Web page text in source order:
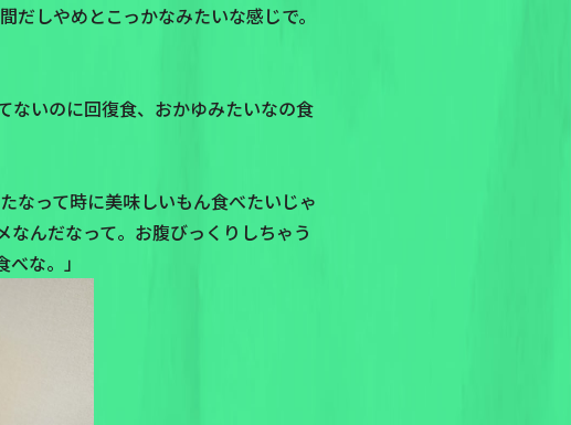
しやめとこっかなみたいな感じで。
ないのに回復食、おかゆみたいなの食
なって時に美味しいもん食べたいじゃ
んだなって。お腹びっくりしちゃう
な。」